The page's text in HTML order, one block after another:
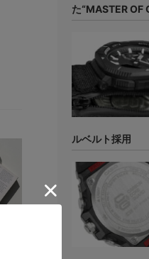
た“MASTER OF
ルベルト採用